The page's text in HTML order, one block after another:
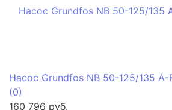
Насос Grundfos NB 50-125/135
(0)
160 796 руб.